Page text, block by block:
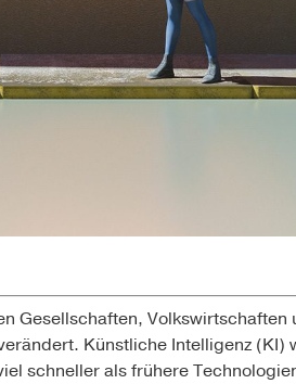
Gesellschaften, Volkswirtschaften
Künstliche Intelligenz (KI)
schneller als frühere